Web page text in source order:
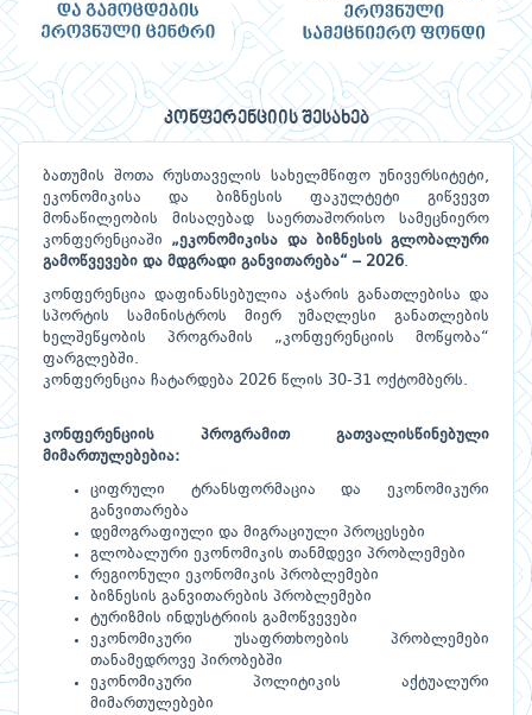
კონფერენციის შესახებ
ბათუმის შოთა რუსთაველის სახელმწიფო უნივერსიტეტი,
ეკონომიკისა და ბიზნესის ფაკულტეტი გიწვევთ
მონაწილეობის მისაღებად საერთაშორისო სამეცნიერო
კონფერენციაში „ეკონომიკისა და ბიზნესის გლობალური
გამოწვევები და მდგრადი განვითარება“ – 2026.
კონფერენცია დაფინანსებულია აჭარის განათლებისა და
სპორტის სამინისტროს მიერ უმაღლესი განათლების
ხელშეწყობის პროგრამის „კონფერენციის მოწყობა“
ფარგლებში.
კონფერენცია ჩატარდება 2026 წლის 30-31 ოქტომბერს.
კონფერენციის პროგრამით გათვალისწინებული
მიმართულებებია:
ციფრული ტრანსფორმაცია და ეკონომიკური
განვითარება
დემოგრაფიული და მიგრაციული პროცესები
გლობალური ეკონომიკის თანმდევი პრობლემები
რეგიონული ეკონომიკის პრობლემები
ბიზნესის განვითარების პრობლემები
ტურიზმის ინდუსტრიის გამოწვევები
ეკონომიკური უსაფრთხოების პრობლემები
თანამედროვე პირობებში
ეკონომიკური პოლიტიკის აქტუალური
მიმართულებები